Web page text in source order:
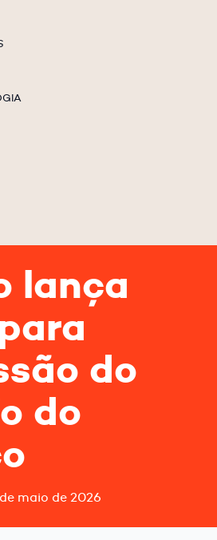
lança
do
do
maio de 2026